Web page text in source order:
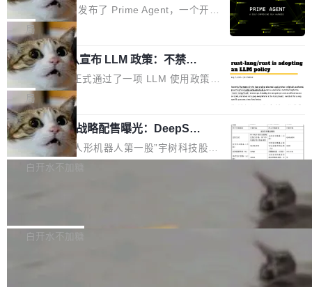
r Day）将在杭州启航。活动面向智能硬件产业
链企业和开发者，邀请行业专家与资深技术顾
问，围绕开源鸿蒙技术能力、设备适配、芯片适
配、功耗与稳定性调优、兼容性测评及统一互联
等内容展开系统讲解和实战交流，帮助企业进一
步了解开源鸿蒙在智能...
opilot coding agent 全部受影响。从检测到完全
恢复，大约 12 小时。 这是 2026 年 8 月的第六
起事故，其中四起与 AI/Copilot 服务相关。 Git
Hub 员工 kdaigle 在 HN 讨论中贴出了一组数
据：2025 年全年 10 亿次 commit。现在，每周
2.75 亿次，全年预计 140 亿次。GitHub...
进的编程 Agent，ARC-AGI 3 超越人类
专家基线
Prime Intellect 发布了 Prime Agent，一个开源
的编程 Agent Harness，核心设计围绕两个抽
象：Recursive Language Model（RLM）和 C
ontinual Harness。在 ARC-AGI 3 基准测试
上，Prime Agent + Opus 5 的组合达到了 95.
5% RHAE Best@1，超过了 ARC 报告的人类专
家基线 95.4%。 不是又一个 coding agent 包装
器 Prime Agent 的架构和市面上大多数 coding
agent 有本质区别。大多数 agent harness 的设
计是基于早期模型的能力—...
局
Rust 项目团队宣布 LLM 政策：不禁
止，但你要承认哪些代码不是你写的
Rust 语言项目正式通过了一项 LLM 使用政策，
覆盖 rust-lang/rust 单一仓库的代码贡献。这不
是项目级别的官方立场，目前由五个团队采纳，
但它可能是主流开源项目中关于 AI 辅助贡献最
细致的一份规则。 政策的核心只有一句话：LLM
可以用来分析、提炼、审阅、建议，但不能用来
不得生成涉及安全性的关键变更，除非作者本身
局
宇树科技 IPO 战略配售曝光：DeepSe
ek 获配 93.3 万股，锁定 36 个月
8月6日晚间，“人形机器人第一股”宇树科技股份
有限公司披露IPO发行价格及战略配售结果，杭
36个月。 公告显示，本次宇树科技战略配售对
白开水不加糖
Bug fixes and enhancements 修复多次传递同
白开水不加糖